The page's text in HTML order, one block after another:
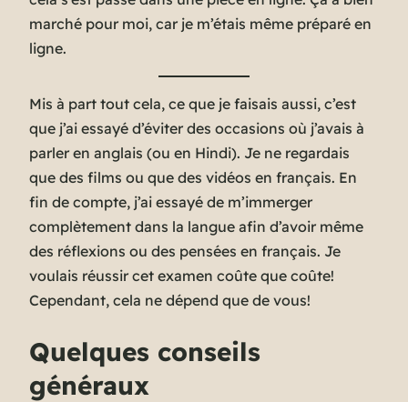
marché pour moi, car je m’étais même préparé en
ligne.
Mis à part tout cela, ce que je faisais aussi, c’est
que j’ai essayé d’éviter des occasions où j’avais à
parler en anglais (ou en Hindi). Je ne regardais
que des films ou que des vidéos en français. En
fin de compte, j’ai essayé de m’immerger
complètement dans la langue afin d’avoir même
des réflexions ou des pensées en français. Je
voulais réussir cet examen coûte que coûte!
Cependant, cela ne dépend que de vous!
Quelques conseils
généraux